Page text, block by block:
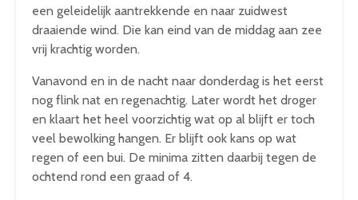
een geleidelijk aantrekkende en naar zuidwest
draaiende wind. Die kan eind van de middag aan zee
vrij krachtig worden.
Vanavond en in de nacht naar donderdag is het eerst
nog flink nat en regenachtig. Later wordt het droger
en klaart het heel voorzichtig wat op al blijft er toch
veel bewolking hangen. Er blijft ook kans op wat
regen of een bui. De minima zitten daarbij tegen de
ochtend rond een graad of 4.